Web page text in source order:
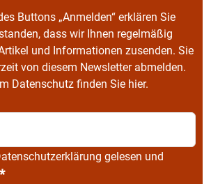
Buttons „Anmelden“ erklären Sie
dass wir Ihnen regelmäßig
und Informationen zusenden. Sie
von diesem Newsletter abmelden.
Datenschutz finden Sie hier.
gelesen und
*